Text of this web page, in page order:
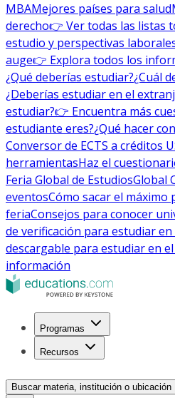
MBAMejores países para salud
derecho👉 Ver todas las listas
estudio y perspectivas
auge👉 Explora todos los
¿Qué deberías estudiar?¿Cuál
¿Deberías estudiar en el
estudiar?👉 Encuentra más
estudiante eres?¿Qué hacer
Conversor de ECTS a créditos
herramientasHaz el
Feria Global de EstudiosGlobal
eventosCómo sacar el máximo
feriaConsejos para conocer
de verificación para estudiar
descargable para estudiar en
información
Programas
Recursos
Buscar materia, institución o ubicación